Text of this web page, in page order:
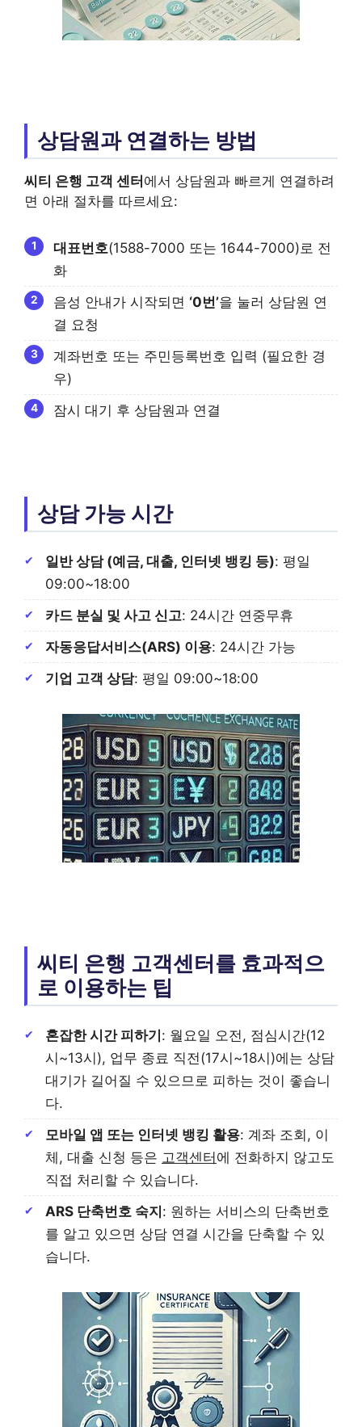
상담원과 연결하는 방법
씨티 은행 고객 센터 에서 상담원과 빠르게 연결하려
면 아래 절차를 따르세요:
대표번호(1588-7000 또는 1644-7000)로 전
화
음성 안내가 시작되면 ‘0번’을 눌러 상담원 연
결 요청
계좌번호 또는 주민등록번호 입력 (필요한 경
우)
잠시 대기 후 상담원과 연결
상담 가능 시간
일반 상담 (예금, 대출, 인터넷 뱅킹 등): 평일
09:00~18:00
카드 분실 및 사고 신고: 24시간 연중무휴
자동응답서비스(ARS) 이용: 24시간 가능
기업 고객 상담: 평일 09:00~18:00
씨티 은행 고객센터를 효과적으
로 이용하는 팁
혼잡한 시간 피하기: 월요일 오전, 점심시간(12
시~13시), 업무 종료 직전(17시~18시)에는 상담
대기가 길어질 수 있으므로 피하는 것이 좋습니
다.
모바일 앱 또는 인터넷 뱅킹 활용: 계좌 조회, 이
체, 대출 신청 등은 고객센터에 전화하지 않고도
직접 처리할 수 있습니다.
ARS 단축번호 숙지: 원하는 서비스의 단축번호
를 알고 있으면 상담 연결 시간을 단축할 수 있
습니다.